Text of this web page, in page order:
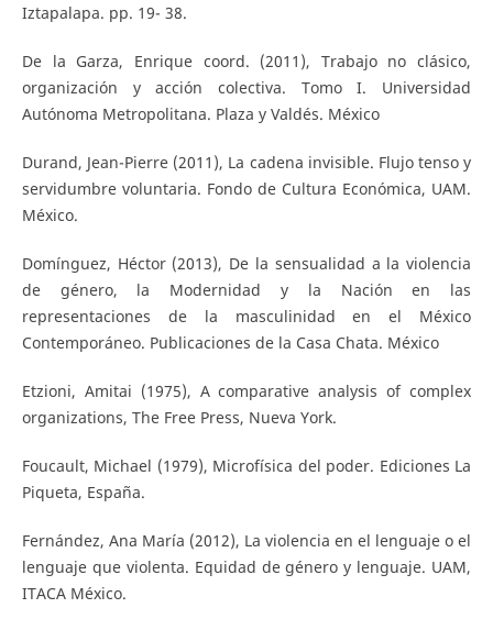
Iztapalapa. pp. 19- 38.
De la Garza, Enrique coord. (2011), Trabajo no clásico,
organización y acción colectiva. Tomo I. Universidad
Autónoma Metropolitana. Plaza y Valdés. México
Durand, Jean-Pierre (2011), La cadena invisible. Flujo tenso y
servidumbre voluntaria. Fondo de Cultura Económica, UAM.
México.
Domínguez, Héctor (2013), De la sensualidad a la violencia
de género, la Modernidad y la Nación en las
representaciones de la masculinidad en el México
Contemporáneo. Publicaciones de la Casa Chata. México
Etzioni, Amitai (1975), A comparative analysis of complex
organizations, The Free Press, Nueva York.
Foucault, Michael (1979), Microfísica del poder. Ediciones La
Piqueta, España.
Fernández, Ana María (2012), La violencia en el lenguaje o el
lenguaje que violenta. Equidad de género y lenguaje. UAM,
ITACA México.